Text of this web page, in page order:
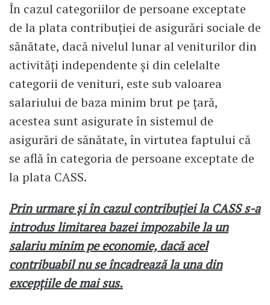
În cazul categoriilor de persoane exceptate
de la plata contribuţiei de asigurări sociale de
sănătate, dacă nivelul lunar al veniturilor din
activităţi independente şi din celelalte
categorii de venituri, este sub valoarea
salariului de baza minim brut pe ţară,
acestea sunt asigurate în sistemul de
asigurări de sănătate, în virtutea faptului că
se află în categoria de persoane exceptate de
la plata CASS.
Prin urmare şi în cazul contribuţiei la CASS s-a
introdus limitarea bazei impozabile la un
salariu minim pe economie, dacă acel
contribuabil nu se încadrează la una din
excepţiile de mai sus.